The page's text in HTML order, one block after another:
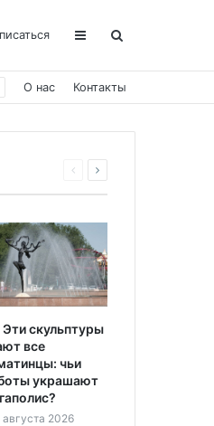
О нас Контакты
Эти скульптуры
все
чьи
украшают
августа 2026